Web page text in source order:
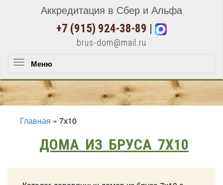
Аккредитация в Сбер и Альфа
+7 (915) 924-38-89
brus-dom@mail.ru
Меню
Главная » 7х10
ДОМА ИЗ БРУСА 7Х10